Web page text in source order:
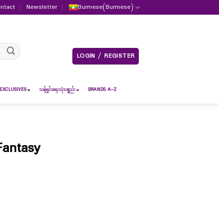
Newsletter Burmese(Burmese)
LOGIN / REGISTER
သန့်ရှင်းရေးသုံးပစ္စည်း BRANDS A-Z